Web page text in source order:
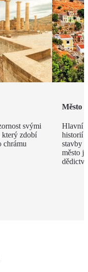
svými
který zdobí
chrámu
Město
Hlavní
historií
stavby
město